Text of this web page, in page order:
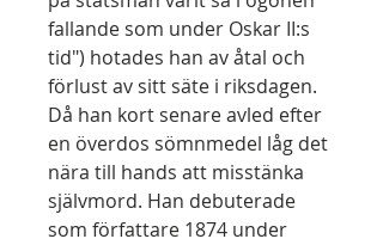
fallande som under Oskar II:s
tid") hotades han av åtal och
förlust av sitt säte i riksdagen.
Då han kort senare avled efter
en överdos sömnmedel låg det
nära till hands att misstänka
självmord. Han debuterade
som författare 1874 under